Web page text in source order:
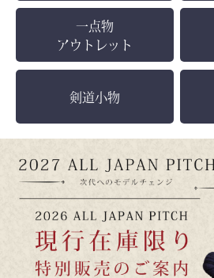
一点物
アウトレット
剣道小物